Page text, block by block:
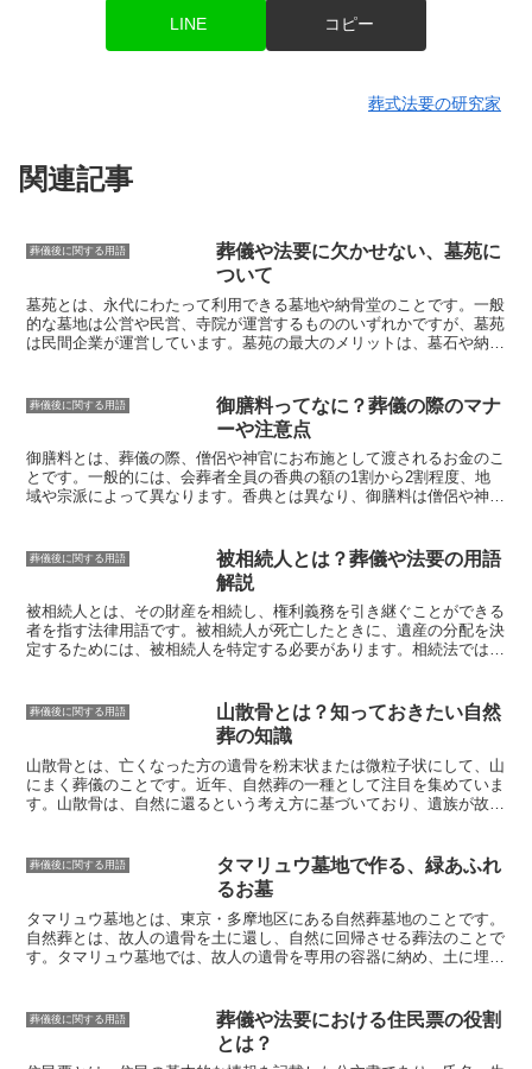
LINE コピー
葬式法要の研究家
関連記事
葬儀後に関する用語
葬儀や法要に欠かせない、墓苑に
ついて
墓苑とは、永代にわたって利用できる墓地や納骨堂のことです。一般
的な墓地は公営や民営、寺院が運営するもののいずれかですが、墓苑
は民間企業が運営しています。墓苑の最大のメリットは、墓石や納骨
が多くあります。また、墓苑の中には、レストランやホテル、休憩所
などの施設も併設されているところもあります。その結果、葬儀や法
要を行うにも便利な場所となっています。
葬儀後に関する用語
御膳料ってなに？葬儀の際のマナ
ーや注意点
御膳料とは、葬儀の際、僧侶や神官にお布施として渡されるお金のこ
とです。一般的には、会葬者全員の香典の額の1割から2割程度、地
域や宗派によって異なります 。香典とは異なり、御膳料は僧侶や神官
を渡す際には、
一万円、五千円、三千円などの新札を用意しましょ
う。お札を袱紗（ふくさ）に包んで、僧侶や神官に手渡します。袱紗
は、喪服の左胸に入れるか、帯に挟んでおくと良いでしょう。御膳料
を渡す際には、 「お布施です」と一言添えて、僧侶や神官に手渡しま
す。僧侶や神官がお布施を受け取ったら、 「ありがとうございます」
とお礼を言いましょう。
葬儀後に関する用語
被相続人とは？葬儀や法要の用語
解説
被相続人とは、その財産を相続し、権利義務を引き継ぐことができる
者を指す法律用語です。被相続人が死亡したときに、遺産の分配を決
定するためには、被相続人を特定する必要があります。相続法では、
かし、遺言書がある場合や、養子縁組や離縁などによって相続人の範
囲が変更されるケースもあります。被相続人を特定する際には、死亡
診断書や戸籍謄本など、被相続人の身分を証明する書類を収集する必
要があります。 また、被相続人の財産を調査して、遺産目録を作成す
ることも大切です。遺産目録には、現金や預貯金、不動産、株式など
の有価証券、動産など、被相続人の所有するすべての財産を記載しま
葬儀後に関する用語
山散骨とは？知っておきたい自然
葬の知識
山散骨とは、亡くなった方の遺骨を粉末状または微粒子状にして、山
にまく葬儀のことです。近年、自然葬の一種として注目を集めていま
す。山散骨は、自然に還るという考え方に基づいており、遺族が故人
す。また、山散骨は、環境への影響を考慮して行う必要があります。
山散骨を行う際には、必ず事前にその地域の自治体に許可を得る必要
葬儀後に関する用語
タマリュウ墓地で作る、緑あふれ
るお墓
タマリュウ墓地とは 、東京・多摩地区にある自然葬墓地のことです。
自然葬とは、故人の遺骨を土に還し、自然に回帰させる葬法のことで
す。タマリュウ墓地では、故人の遺骨を専用の容器に納め、土に埋葬
にあります。墓地の敷地内には、タマリュウという多年草が一面に植
えられています。タマリュウは、耐寒性と耐暑性に優れているため、
年間を通して緑を保ちます。また、タマリュウは、土壌を浄化する効
葬儀後に関する用語
葬儀や法要における住民票の役割
とは？